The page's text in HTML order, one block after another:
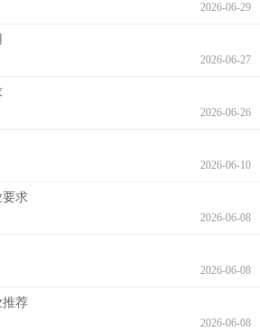
2026-06-29
2026-06-27
2026-06-26
2026-06-10
要求
2026-06-08
2026-06-08
推荐
2026-06-08